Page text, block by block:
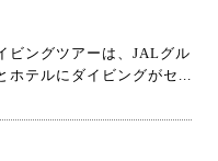
ビングツアーは、JALグル
ホテルにダイビングがセ...